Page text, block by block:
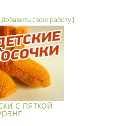
Добавить свою работу)
с пяткой